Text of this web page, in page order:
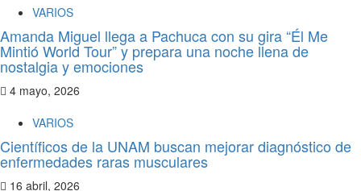
VARIOS
Amanda Miguel llega a Pachuca con su gira “Él Me
Mintió World Tour” y prepara una noche llena de
nostalgia y emociones
4 mayo, 2026
VARIOS
Científicos de la UNAM buscan mejorar diagnóstico de
enfermedades raras musculares
16 abril, 2026